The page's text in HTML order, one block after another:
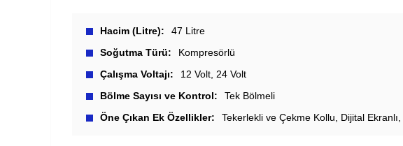
Hacim (Litre)
47 Litre
Soğutma Türü
Kompresörlü
Çalışma Voltajı
12 Volt 24 Volt
Bölme Sayısı ve Kontrol
Tek Bölmeli
Öne Çıkan Ek Özellikler
Tekerlekli ve Çekme Kollu Dijital Ekranlı